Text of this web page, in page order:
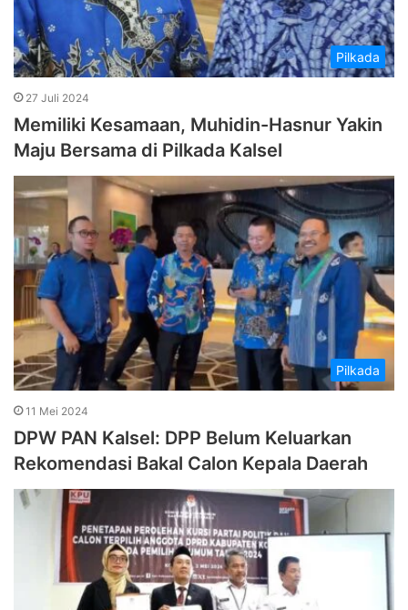
Pilkada
27 Juli 2024
Memiliki Kesamaan, Muhidin-Hasnur Yakin
Maju Bersama di Pilkada Kalsel
Pilkada
11 Mei 2024
DPW PAN Kalsel: DPP Belum Keluarkan
Rekomendasi Bakal Calon Kepala Daerah